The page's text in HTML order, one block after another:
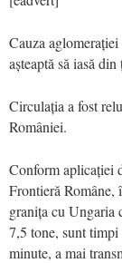
Cauza
așteaptă să iasă din
Circulația a fost
României.
Conform aplicației
Frontieră Române,
granița cu Ungaria
7,5 tone, sunt
minute, a mai